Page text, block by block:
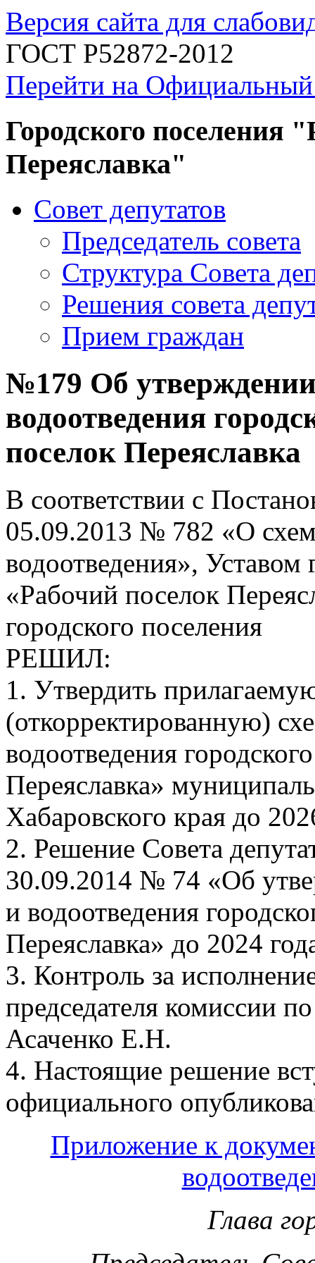
Версия сайта для
ГОСТ Р52872-2012
Перейти на
Городского поселения
Переяславка"
Совет депутатов
Председатель совета
Структура Совета
Решения совета
Прием граждан
№179 Об
водоотведения
поселок Переяславка
В соответствии с
05.09.2013 № 782 «О
водоотведения», Уставом
«Рабочий поселок
городского поселения
РЕШИЛ:
1. Утвердить
(откорректированную)
водоотведения
Переяславка»
Хабаровского края до
2. Решение Совета
30.09.2014 № 74 «Об
и водоотведения
Переяславка» до 2024
3. Контроль за
председателя комиссии
Асаченко Е.Н.
4. Настоящие решение
официального
Приложение к
Глава